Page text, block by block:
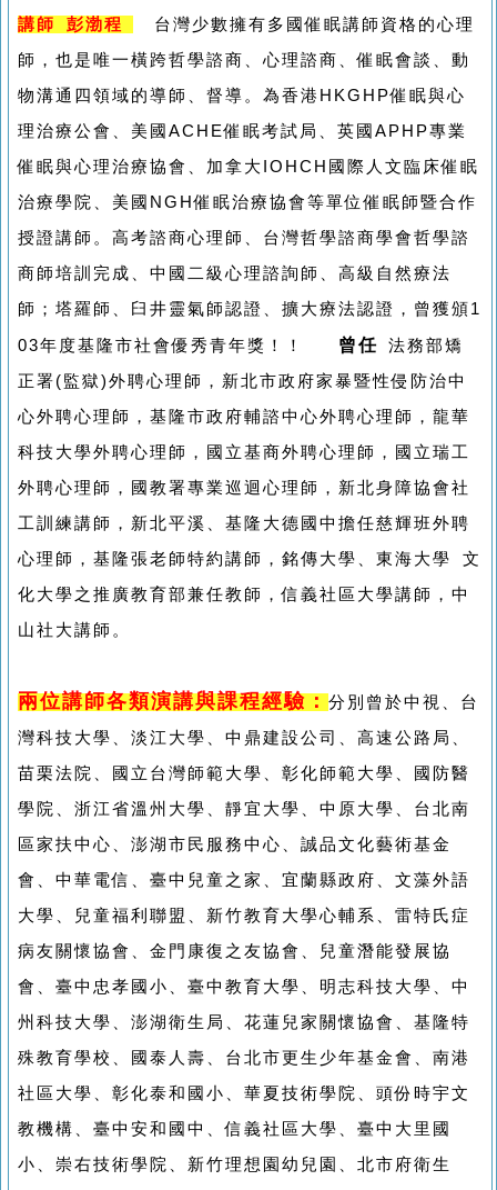
講師 彭渤程
台灣少數擁有多國催眠講師資格的心理
師，也是唯一橫跨哲學諮商、心理諮商、催眠會談、動
物溝通四領域的導師、督導。為香港HKGHP催眠與心
理治療公會、美國ACHE催眠考試局、英國APHP專業
催眠與心理治療協會、加拿大IOHCH國際人文臨床催眠
治療學院、美國NGH催眠治療協會等單位催眠師暨合作
授證講師。高考諮商心理師、台灣哲學諮商學會哲學諮
商師培訓完成、中國二級心理諮詢師、高級自然療法
師；塔羅師、臼井靈氣師認證、擴大療法認證，曾獲頒1
03年度基隆市社會優秀青年獎！！ 曾任法務部矯
正署(監獄)外聘心理師，新北市政府家暴暨性侵防治中
心外聘心理師，基隆市政府輔諮中心外聘心理師，龍華
科技大學外聘心理師，國立基商外聘心理師，國立瑞工
外聘心理師，國教署專業巡迴心理師，新北身障協會社
工訓練講師，新北平溪、基隆大德國中擔任慈輝班外聘
心理師，基隆張老師特約講師，銘傳大學、東海大學 文
化大學之推廣教育部兼任教師，信義社區大學講師，中
山社大講師。
兩位講師各類演講與課程經驗： 分別曾於中視、台
灣科技大學、淡江大學、中鼎建設公司、高速公路局、
苗栗法院、國立台灣師範大學、彰化師範大學、國防醫
學院、浙江省溫州大學、靜宜大學、中原大學、台北南
區家扶中心、澎湖市民服務中心、誠品文化藝術基金
會、中華電信、臺中兒童之家、宜蘭縣政府、文藻外語
大學、兒童福利聯盟、新竹教育大學心輔系、雷特氏症
病友關懷協會、金門康復之友協會、兒童潛能發展協
會、臺中忠孝國小、臺中教育大學、明志科技大學、中
州科技大學、澎湖衛生局、花蓮兒家關懷協會、基隆特
殊教育學校、國泰人壽、台北市更生少年基金會、南港
社區大學、彰化泰和國小、華夏技術學院、頭份時宇文
教機構、臺中安和國中、信義社區大學、臺中大里國
小、崇右技術學院、新竹理想園幼兒園、北市府衛生